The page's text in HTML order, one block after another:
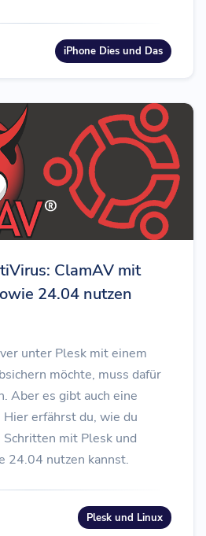
iPhone Dies und Das
ClamAV mit
24.04 nutzen
unter Plesk mit einem
möchte, muss dafür
Aber es gibt auch eine
erfährst du, wie du
mit Plesk und
24.04 nutzen kannst.
Plesk und Linux